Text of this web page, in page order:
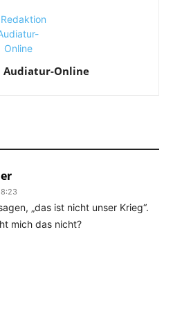
Audiatur-Online
„das ist nicht unser Krieg“.
mich das nicht?